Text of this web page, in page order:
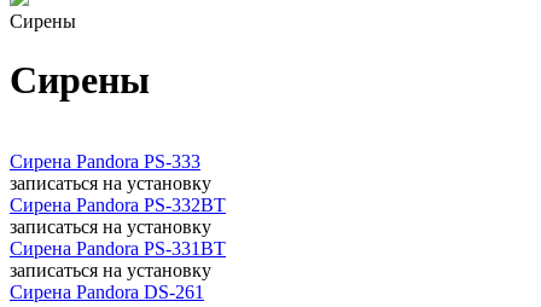
Сирены
Сирены
Сирена Pandora PS-333
записаться на установку
Сирена Pandora PS-332BT
записаться на установку
Сирена Pandora PS-331BT
записаться на установку
Сирена Pandora DS-261